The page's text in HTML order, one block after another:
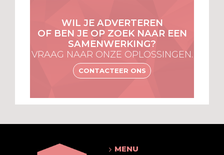
WIL JE ADVERTEREN
OF BEN JE OP ZOEK NAAR EEN
SAMENWERKING?
VRAAG NAAR ONZE OPLOSSINGEN.
CONTACTEER ONS
MENU